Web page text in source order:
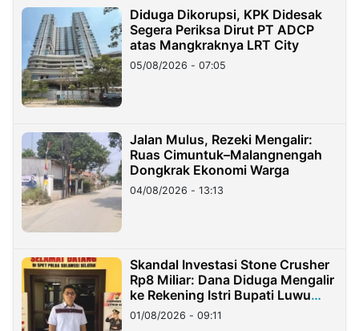
Diduga Dikorupsi, KPK Didesak
Segera Periksa Dirut PT ADCP
atas Mangkraknya LRT City
05/08/2026 - 07:05
Jalan Mulus, Rezeki Mengalir:
Ruas Cimuntuk–Malangnengah
Dongkrak Ekonomi Warga
04/08/2026 - 13:13
Skandal Investasi Stone Crusher
Rp8 Miliar: Dana Diduga Mengalir
ke Rekening Istri Bupati Luwu
Timur
01/08/2026 - 09:11